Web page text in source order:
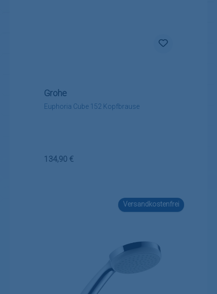
Euphoria Cube 152 Kopfbrause
Grohe
Regulärer Preis:
134,90 €
Versandkostenfrei